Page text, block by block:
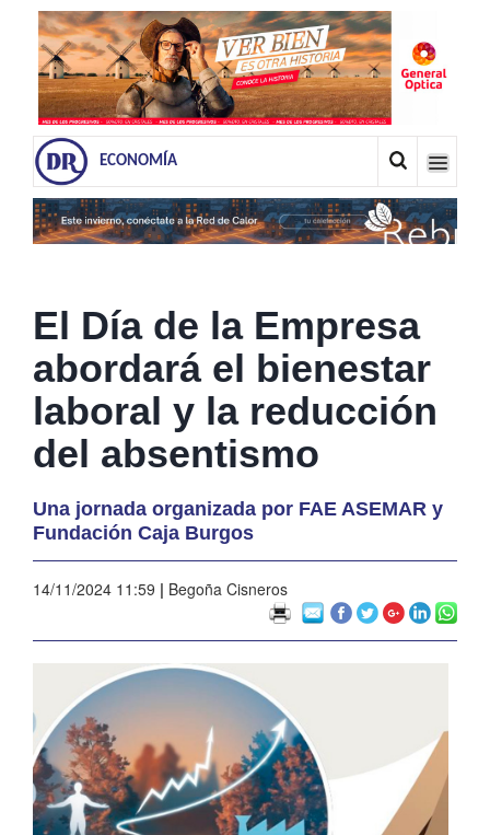
ECONOMÍA
El Día de la Empresa
abordará el bienestar
laboral y la reducción
del absentismo
Una jornada organizada por FAE ASEMAR y
Fundación Caja Burgos
14/11/2024 11:59 | Begoña Cisneros